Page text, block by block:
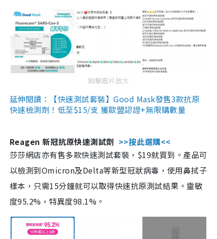
點擊圖片放大
延伸閱讀：【快速測試套裝】Good Mask發售3款抗原
快速檢測劑！低至$15/支 獲歐盟認證+無限購數量
Reagen 新冠抗原快速測試劑 >>按此選購<<
莎莎網店亦有售多款快速測試套裝，$19就買到。產品可
以檢測到Omicron及Delta等新型冠狀病毒，使用鼻拭子
樣本，只需15分鐘就可以取得快速抗原測試結果。靈敏
度95.2%，特異度98.1%。